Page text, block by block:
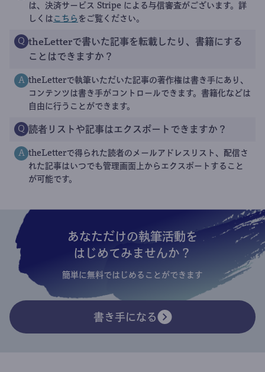
は、決済サービス Stripe による与信審査がございます。詳
しくは こちら をご覧ください。
Q theLetterで書いた記事を転載したり、書籍にする
ことはできますか？
A theLetterで執筆いただいた記事の著作権は書き手にあり、
コンテンツは書き手がコントロールできます。書籍化などは
自由に行うことができます。
Q 読者リストや記事はエクスポートできますか？
A theLetterで得られた読者のメールアドレスリスト、配信さ
れた記事はいつでも管理画面上からエクスポートすること
が可能です。
あなただけの執筆活動を
はじめてみませんか？
簡単に無料ではじめることができます
書き手になる